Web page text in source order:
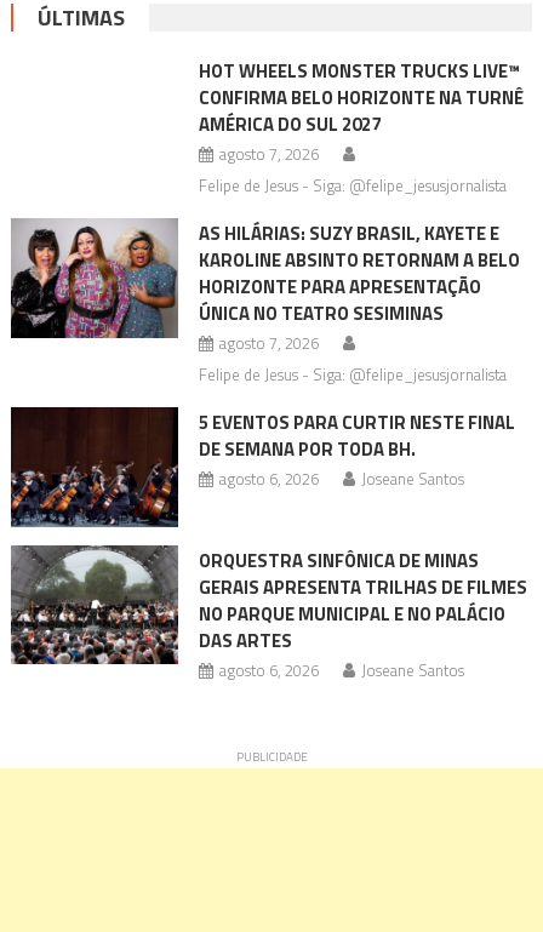
ÚLTIMAS
HOT WHEELS MONSTER TRUCKS LIVE™
CONFIRMA BELO HORIZONTE NA TURNÊ
AMÉRICA DO SUL 2027
agosto 7, 2026
Felipe de Jesus - Siga: @felipe_jesusjornalista
AS HILÁRIAS: SUZY BRASIL, KAYETE E
KAROLINE ABSINTO RETORNAM A BELO
HORIZONTE PARA APRESENTAÇÃO
ÚNICA NO TEATRO SESIMINAS
agosto 7, 2026
Felipe de Jesus - Siga: @felipe_jesusjornalista
5 EVENTOS PARA CURTIR NESTE FINAL
DE SEMANA POR TODA BH.
agosto 6, 2026 Joseane Santos
ORQUESTRA SINFÔNICA DE MINAS
GERAIS APRESENTA TRILHAS DE FILMES
NO PARQUE MUNICIPAL E NO PALÁCIO
DAS ARTES
agosto 6, 2026 Joseane Santos